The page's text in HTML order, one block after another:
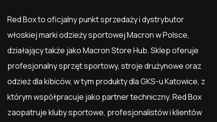
Red Boxto oficjalny punkt sprzedaży i dystrybutor
włoskiej marki odzieży sportowejMacronw Polsce,
działający także jako Macron Store Hub. Sklep oferuje
profesjonalny sprzęt sportowy, stroje drużynowe oraz
odzież dla kibiców, w tym produkty dlaGKS-u Katowice, z
którym współpracuje jako partner techniczny. Red Box
zaopatruje kluby sportowe, profesjonalistów i klientów